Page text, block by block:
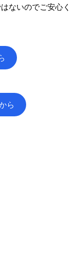
ないのでご安心く
ら